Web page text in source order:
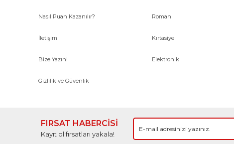
Nasıl Puan Kazanılır?
İletişim
Bize Yazın!
Gizlilik ve Güvenlik
Roman
Kırtasiye
Elektronik
FIRSAT HABERCİSİ
Kayıt ol fırsatları yakala!